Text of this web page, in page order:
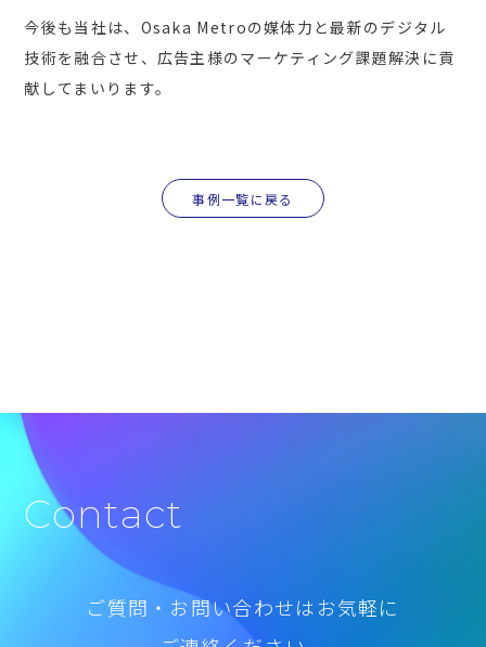
今後も当社は、Osaka Metroの媒体力と最新のデジタル
技術を融合させ、広告主様のマーケティング課題解決に貢
献してまいります。
事例一覧に戻る
Contact
ご質問・お問い合わせはお気軽に